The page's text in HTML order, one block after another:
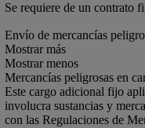
Se requiere de un contrato
Envío de mercancías
Mostrar más
Mostrar menos
Mercancías peligrosas en
Este cargo adicional fijo
involucra sustancias y
con las Regulaciones de